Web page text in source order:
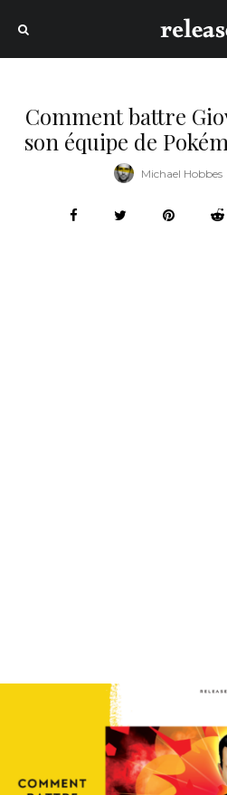
Comment battre
son équipe de
Michael Hobbes